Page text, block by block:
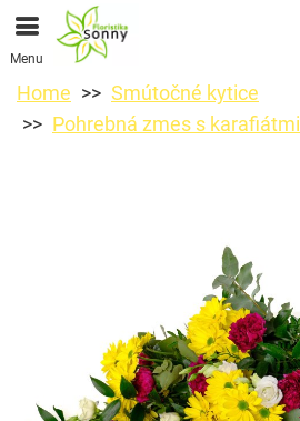
Menu
Home
Smútočné kytice
Pohrebná zmes s karafiátmi